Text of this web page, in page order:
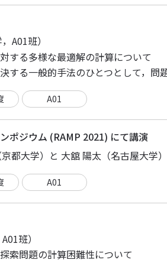
A01班）
する多様な最適解の計算について
A01
ポジウム (RAMP 2021) にて講演
A01
班）
索問題の計算困難性について